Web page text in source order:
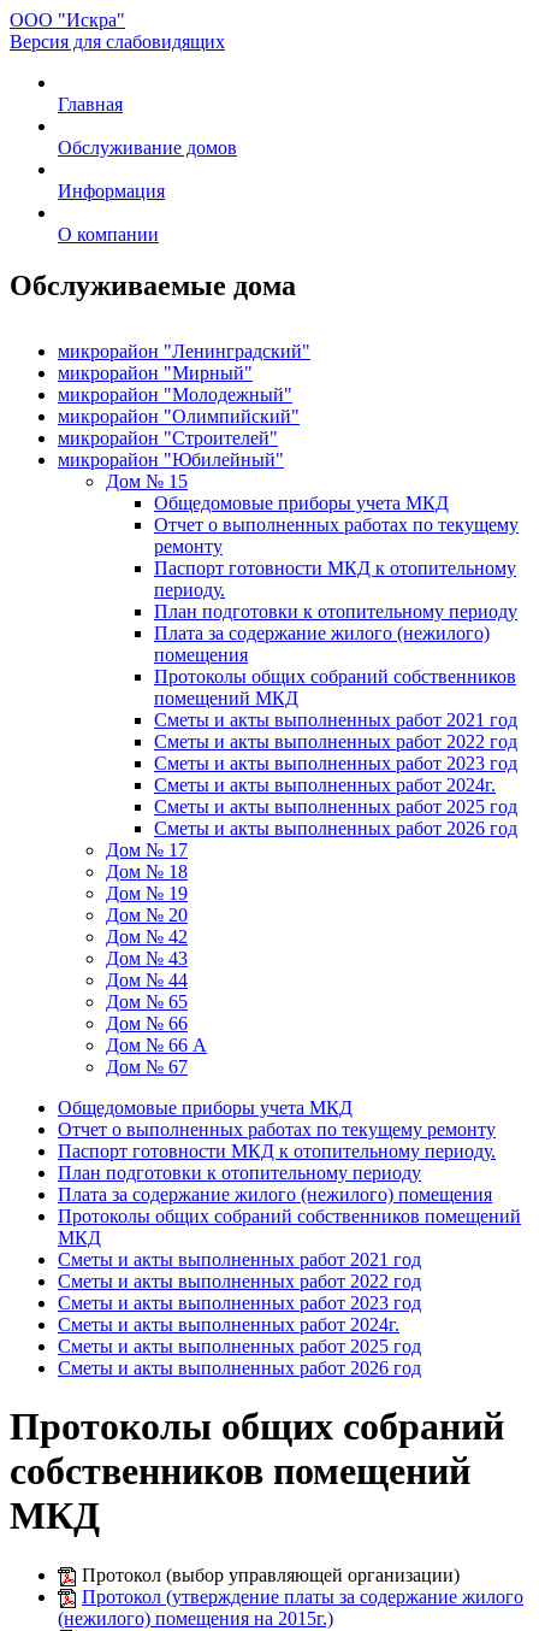
ООО "Искра"
Версия для слабовидящих
Главная
Обслуживание домов
Информация
О компании
Обслуживаемые дома
микрорайон "Ленинградский"
микрорайон "Мирный"
микрорайон "Молодежный"
микрорайон "Олимпийский"
микрорайон "Строителей"
микрорайон "Юбилейный"
Дом № 15
Общедомовые приборы учета МКД
Отчет о выполненных работах по текущему
ремонту
Паспорт готовности МКД к отопительному
периоду.
План подготовки к отопительному периоду
Плата за содержание жилого (нежилого)
помещения
Протоколы общих собраний собственников
помещений МКД
Сметы и акты выполненных работ 2021 год
Сметы и акты выполненных работ 2022 год
Сметы и акты выполненных работ 2023 год
Сметы и акты выполненных работ 2024г.
Сметы и акты выполненных работ 2025 год
Сметы и акты выполненных работ 2026 год
Дом № 17
Дом № 18
Дом № 19
Дом № 20
Дом № 42
Дом № 43
Дом № 44
Дом № 65
Дом № 66
Дом № 66 А
Дом № 67
Общедомовые приборы учета МКД
Отчет о выполненных работах по текущему ремонту
Паспорт готовности МКД к отопительному периоду.
План подготовки к отопительному периоду
Плата за содержание жилого (нежилого) помещения
Протоколы общих собраний собственников помещений
МКД
Сметы и акты выполненных работ 2021 год
Сметы и акты выполненных работ 2022 год
Сметы и акты выполненных работ 2023 год
Сметы и акты выполненных работ 2024г.
Сметы и акты выполненных работ 2025 год
Сметы и акты выполненных работ 2026 год
Протоколы общих собраний
собственников помещений
МКД
Протокол (выбор управляющей организации)
Протокол (утверждение платы за содержание жилого
(нежилого) помещения на 2015г.)